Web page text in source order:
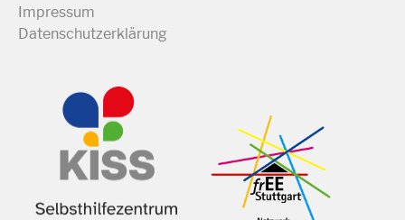
Impressum
Datenschutzerklärung